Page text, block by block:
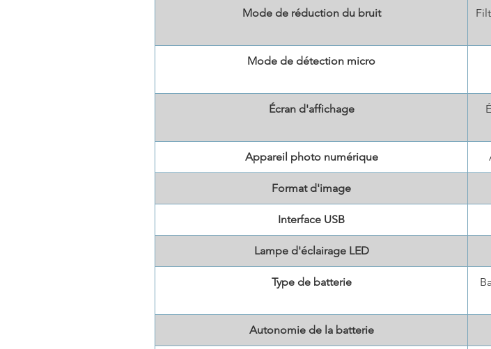
Mode de réduction du bruit
Mode de détection micro
Écran d'affichage
Appareil photo numérique
Format d'image
Interface USB
Lampe d'éclairage LED
Type de batterie
Autonomie de la batterie